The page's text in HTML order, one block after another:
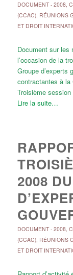
DOCUMENT- 2008,
(CCAC), RÉUNIONS
ET DROIT
Document sur les
l’occasion de la
Groupe d’experts
contractantes à la
Troisième
Lire la suite…
2008
DOCUMENT- 2008,
(CCAC), RÉUNIONS
ET DROIT